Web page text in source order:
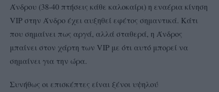
Άνδρου (38-40 πτήσεις κάθε καλοκαίρι) η εναέρια κίνηση
VIP στην Άνδρο έχει αυξηθεί εφέτος σημαντικά. Κάτι
που σημαίνει πως αργά, αλλά σταθερά, η Άνδρος
μπαίνει στον χάρτη των VIP με ότι αυτό μπορεί να
σημαίνει για την ώρα.
Συνήθως οι επισκέπτες είναι ξένοι υψηλού